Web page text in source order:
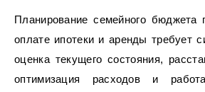
Планирование семейного бюджета
оплате ипотеки и аренды требует
оценка текущего состояния,
оптимизация расходов и